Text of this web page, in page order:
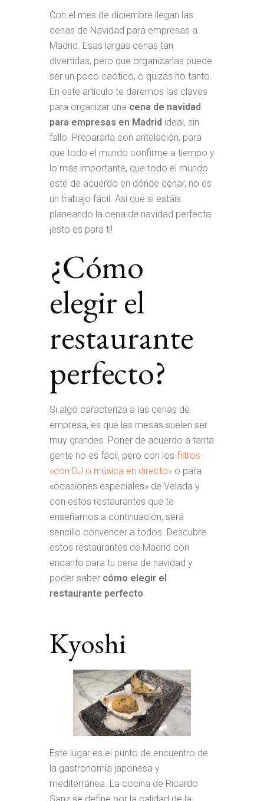
Con el mes de diciembre llegan las
cenas de Navidad para empresas a
Madrid. Esas largas cenas tan
divertidas, pero que organizarlas puede
ser un poco caótico, o quizás no tanto.
En este artículo te daremos las claves
para organizar una cena de navidad
para empresas en Madrid ideal, sin
fallo. Prepararla con antelación, para
que todo el mundo confirme a tiempo y
lo más importante, que todo el mundo
esté de acuerdo en dónde cenar, no es
un trabajo fácil. Así que si estáis
planeando la cena de navidad perfecta
¡esto es para ti!
¿Cómo
elegir el
restaurante
perfecto?
Si algo caracteriza a las cenas de
empresa, es que las mesas suelen ser
muy grandes. Poner de acuerdo a tanta
gente no es fácil, pero con los filtros
«con DJ o música en directo» o para
«ocasiones especiales» de Velada y
con estos restaurantes que te
enseñamos a continuación, será
sencillo convencer a todos. Descubre
estos restaurantes de Madrid con
encanto para tu cena de navidad y
poder saber cómo elegir el
restaurante perfecto.
Kyoshi
Este lugar es el punto de encuentro de
la gastronomía japonesa y
mediterránea. La cocina de Ricardo